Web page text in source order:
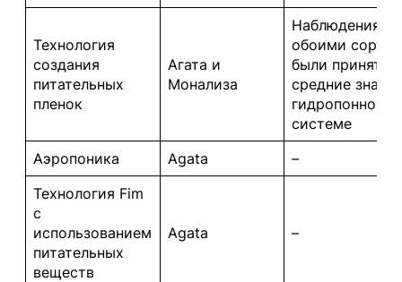
Технология
создания
питательных
пленок
Агата и
Монализа
Наблюдения за
обоими
были приняты
средние
гидропонной
системе
Аэропоника
Agata
–
Технология Fim
с
использованием
питательных
веществ
Agata –